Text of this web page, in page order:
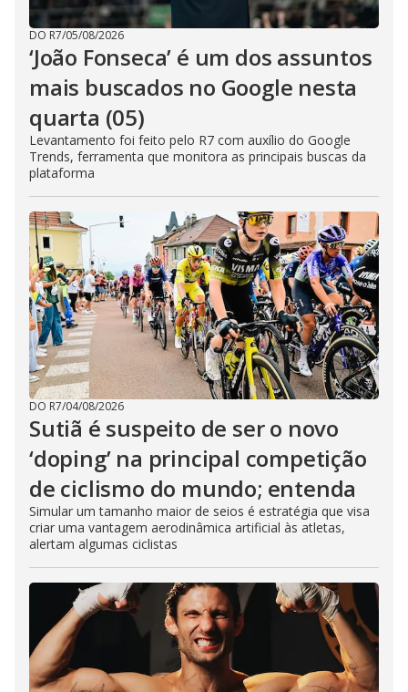
DO R7/05/08/2026
‘João Fonseca’ é um dos assuntos
mais buscados no Google nesta
quarta (05)
Levantamento foi feito pelo R7 com auxílio do Google
Trends, ferramenta que monitora as principais buscas da
plataforma
DO R7/04/08/2026
Sutiã é suspeito de ser o novo
‘doping’ na principal competição
de ciclismo do mundo; entenda
Simular um tamanho maior de seios é estratégia que visa
criar uma vantagem aerodinâmica artificial às atletas,
alertam algumas ciclistas